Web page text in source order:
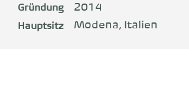
Gründung
Hauptsitz
2014
Modena, Italien